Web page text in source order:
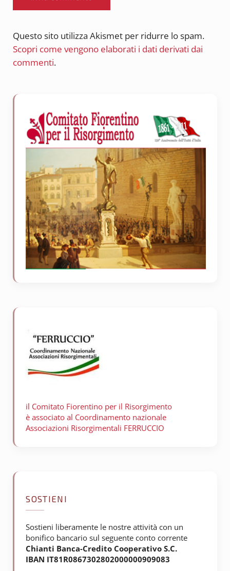
Questo sito utilizza Akismet per ridurre lo spam.
Scopri come vengono elaborati i dati derivati dai
commenti.
Sidebar
il Comitato Fiorentino per il Risorgimento
è associato al Coordinamento nazionale
Associazioni Risorgimentali FERRUCCIO
SOSTIENI
Sostieni liberamente le nostre attività con un
bonifico bancario sul seguente conto corrente
Chianti Banca-Credito Cooperativo S.C.
IBAN IT81R0867302802000000909083